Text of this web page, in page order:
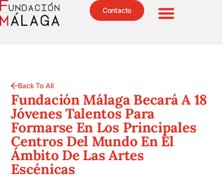
Contacto
Back To All
Fundación Málaga Becará A 18
Jóvenes Talentos Para
Formarse En Los Principales
Centros Del Mundo En El
Ámbito De Las Artes
Escénicas